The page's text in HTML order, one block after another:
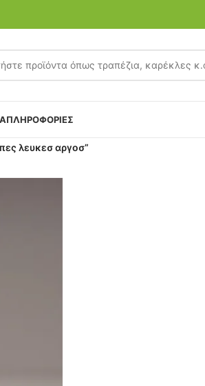
ΠΛΗΡΟΦΟΡΙΕΣ
λευκεσ αργοσ”